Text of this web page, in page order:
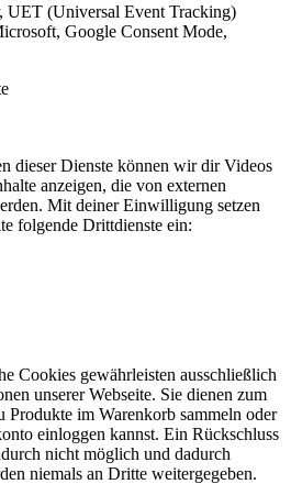
UET (Universal Event Tracking)
Google Consent Mode,
dieser Dienste können wir dir Videos
anzeigen, die von externen
Mit deiner Einwilligung setzen
folgende Drittdienste ein:
Cookies gewährleisten ausschließlich
unserer Webseite. Sie dienen zum
Produkte im Warenkorb sammeln oder
einloggen kannst. Ein Rückschluss
nicht möglich und dadurch
niemals an Dritte weitergegeben.